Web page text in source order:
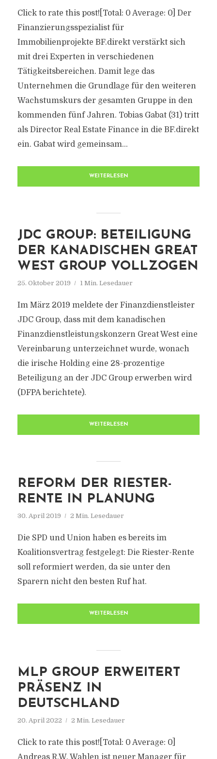
Click to rate this post![Total: 0 Average: 0] Der
Finanzierungsspezialist für
Immobilienprojekte BF.direkt verstärkt sich
mit drei Experten in verschiedenen
Tätigkeitsbereichen. Damit lege das
Unternehmen die Grundlage für den weiteren
Wachstumskurs der gesamten Gruppe in den
kommenden fünf Jahren. Tobias Gabat (31) tritt
als Director Real Estate Finance in die BF.direkt
ein. Gabat wird gemeinsam...
WEITERLESEN
JDC GROUP: BETEILIGUNG
DER KANADISCHEN GREAT
WEST GROUP VOLLZOGEN
25. Oktober 2019 1 Min. Lesedauer
Im März 2019 meldete der Finanzdienstleister
JDC Group, dass mit dem kanadischen
Finanzdienstleistungskonzern Great West eine
Vereinbarung unterzeichnet wurde, wonach
die irische Holding eine 28-prozentige
Beteiligung an der JDC Group erwerben wird
(DFPA berichtete).
WEITERLESEN
REFORM DER RIESTER-
RENTE IN PLANUNG
30. April 2019 2 Min. Lesedauer
Die SPD und Union haben es bereits im
Koalitionsvertrag festgelegt: Die Riester-Rente
soll reformiert werden, da sie unter den
Sparern nicht den besten Ruf hat.
WEITERLESEN
MLP GROUP ERWEITERT
PRÄSENZ IN
DEUTSCHLAND
20. April 2022 2 Min. Lesedauer
Click to rate this post![Total: 0 Average: 0]
Andreas R.W. Wahlen ist neuer Manager für